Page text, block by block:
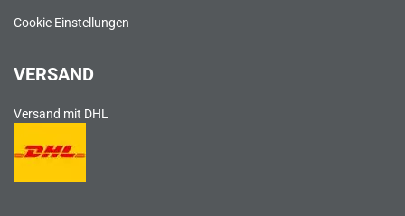
Cookie Einstellungen
VERSAND
Versand mit DHL